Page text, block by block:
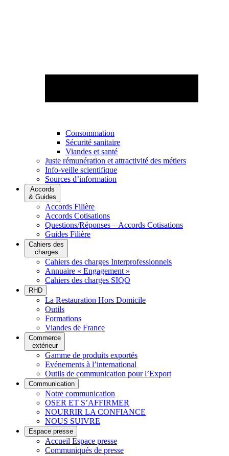
Consommation
Sécurité sanitaire
Viandes et santé
Juste rémunération et attractivité des métiers
Info-veille scientifique
Sources d’information
Accords
& Guides
Accords Filière
Accords Cotisations
Questions/Réponses – Accords Cotisations
Guides Filière
Cahiers des
charges
Cahiers des charges Interprofessionnels
Annuaire « Engagement »
Cahiers des charges SIQO
RHD
La Restauration Hors Domicile
Outils
Formations
Viandes de France
Commerce
extérieur
Gamme de produits exportés
Evénements à l’international
Outils de communication pour l’Export
Communication
Notre communication
OSER ET S’AFFIRMER
NOURRIR LA CONFIANCE
NOUS SUIVRE
Espace presse
Accueil Espace presse
Communiqués de presse